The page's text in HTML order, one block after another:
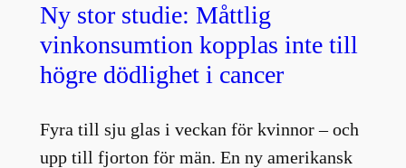
Ny stor studie: Måttlig
vinkonsumtion kopplas inte till
högre dödlighet i cancer
Fyra till sju glas i veckan för kvinnor – och
upp till fjorton för män. En ny amerikansk